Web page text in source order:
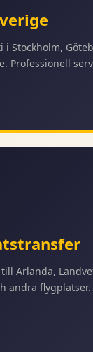
i Stockholm,
Professionell
Arlanda,
andra